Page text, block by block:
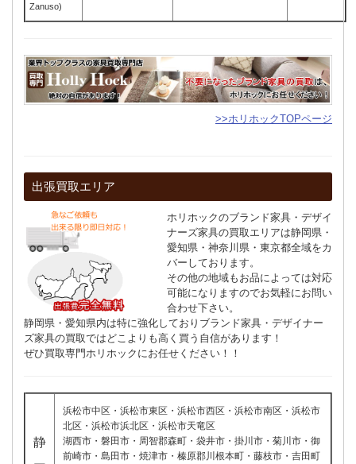
Zanuso)
>>ホリホックTOPページ
出張買取エリア
ホリホックのブランド家具・デザイ
ナーズ家具の買取エリアは静岡県・
愛知県・神奈川県・東京都全域をカ
バーしております。
その他の地域もお品によっては対応
可能になりますのでお気軽にお問い
合わせ下さい。
静岡県・愛知県内は特に強化しておりブランド家具・デザイナー
ズ家具の買取ではどこよりも高く買う自信があります！
ぜひ買取専門ホリホックにお任せください！！
静
浜松市中区・浜松市東区・浜松市西区・浜松市南区・浜松市
北区・浜松市浜北区・浜松市天竜区
湖西市・磐田市・周智郡森町・袋井市・掛川市・菊川市・御
前崎市・島田市・焼津市・榛原郡川根本町・藤枝市・吉田町